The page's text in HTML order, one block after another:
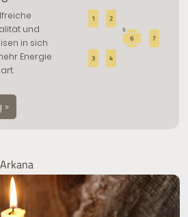
und
in sich
Energie
»